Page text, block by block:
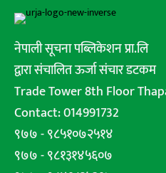
नेपाली सूचना पब्लिकेशन प्रा.लि
द्वारा संचालित ऊर्जा संचार डटकम
Trade Tower 8th Floor
Contact: 014991732
९७७ - ९८५१०७२५१४
९७७ - ९८१३१४५६०७